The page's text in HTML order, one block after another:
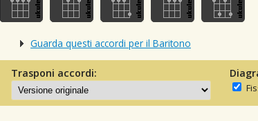
Guarda questi accordi per il Baritono
Trasponi accordi: